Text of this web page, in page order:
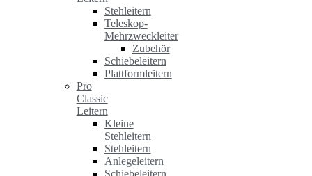
Stehleitern
Teleskop-
Mehrzweckleiter
Zubehör
Schiebeleitern
Plattformleitern
Pro
Classic
Leitern
Kleine
Stehleitern
Stehleitern
Anlegeleitern
Schiebeleitern